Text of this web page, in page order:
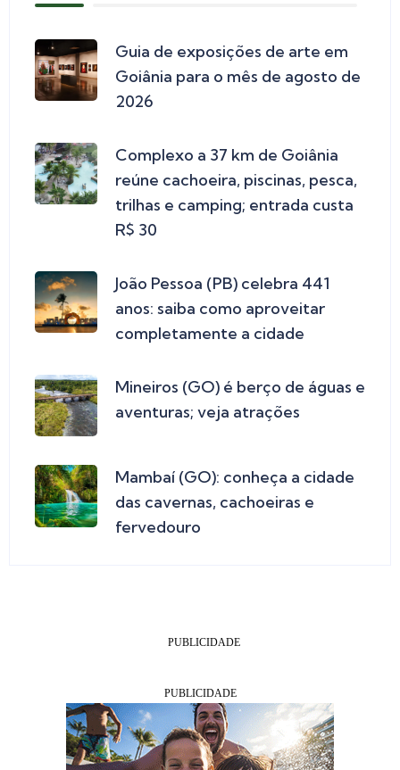
Guia de exposições de arte em
Goiânia para o mês de agosto de
2026
Complexo a 37 km de Goiânia
reúne cachoeira, piscinas, pesca,
trilhas e camping; entrada custa
R$ 30
João Pessoa (PB) celebra 441
anos: saiba como aproveitar
completamente a cidade
Mineiros (GO) é berço de águas e
aventuras; veja atrações
Mambaí (GO): conheça a cidade
das cavernas, cachoeiras e
fervedouro